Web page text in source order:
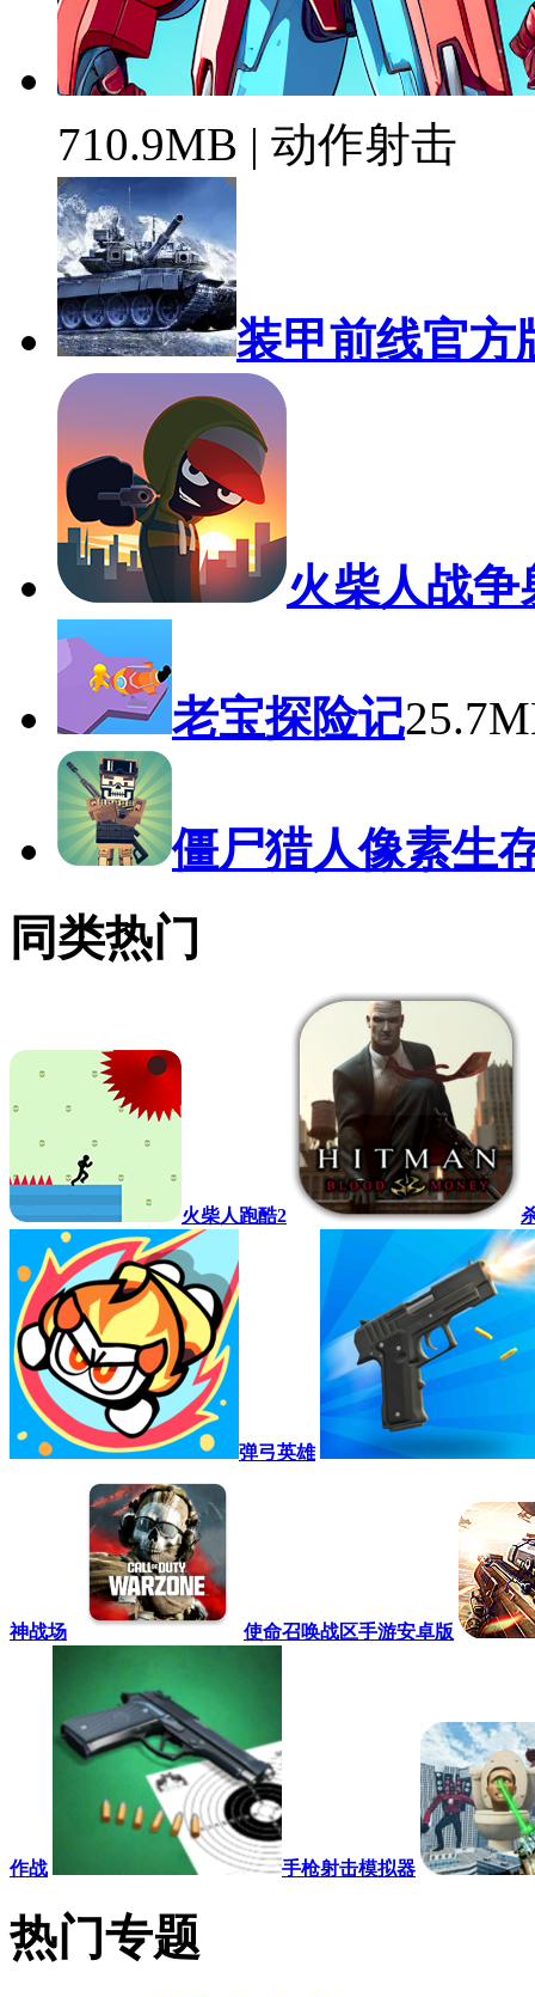
710.9MB | 动作射击
装甲前线官方
火柴人战争
老宝探险记
僵尸猎人像素生
同类热门
火柴人跑酷2
弹弓英雄
神战场 使命召唤战区手游安卓版
作战 手枪射击模拟器
热门专题